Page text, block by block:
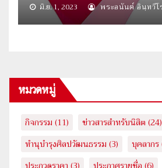
มิ.ย. 1, 2023 พระอนันต์ อินฺทวีโ
หมวดหมู่
กิจกรรม (11) ข่าวสารสำหรับนิสิต (24)
ทำนุบำรุงศิลปวัฒนธรรม (3) บุคลากร